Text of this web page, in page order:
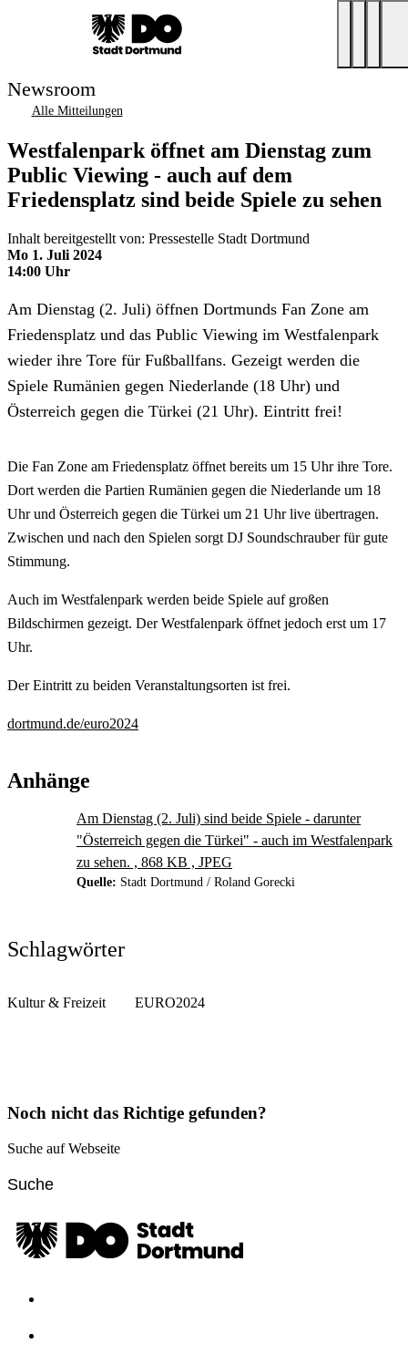
Newsroom
Alle Mitteilungen
Westfalenpark öffnet am Dienstag zum
Public Viewing - auch auf dem
Friedensplatz sind beide Spiele zu sehen
Inhalt bereitgestellt von: Pressestelle Stadt Dortmund
Mo 1. Juli 2024
14:00 Uhr
Am Dienstag (2. Juli) öffnen Dortmunds Fan Zone am
Friedensplatz und das Public Viewing im Westfalenpark
wieder ihre Tore für Fußballfans. Gezeigt werden die
Spiele Rumänien gegen Niederlande (18 Uhr) und
Österreich gegen die Türkei (21 Uhr). Eintritt frei!
Die Fan Zone am Friedensplatz öffnet bereits um 15 Uhr ihre Tore.
Dort werden die Partien Rumänien gegen die Niederlande um 18
Uhr und Österreich gegen die Türkei um 21 Uhr live übertragen.
Zwischen und nach den Spielen sorgt DJ Soundschrauber für gute
Stimmung.
Auch im Westfalenpark werden beide Spiele auf großen
Bildschirmen gezeigt. Der Westfalenpark öffnet jedoch erst um 17
Uhr.
Der Eintritt zu beiden Veranstaltungsorten ist frei.
dortmund.de/euro2024
Anhänge
Am Dienstag (2. Juli) sind beide Spiele - darunter
"Österreich gegen die Türkei" - auch im Westfalenpark
zu sehen. , 868 KB , JPEG
Quelle: Stadt Dortmund / Roland Gorecki
Schlagwörter
Kultur & Freizeit EURO2024
Noch nicht das Richtige gefunden?
Suche auf Webseite